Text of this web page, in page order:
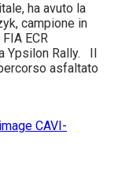
ha avuto la
campione in
ECR
Ypsilon Rally. Il
asfaltato